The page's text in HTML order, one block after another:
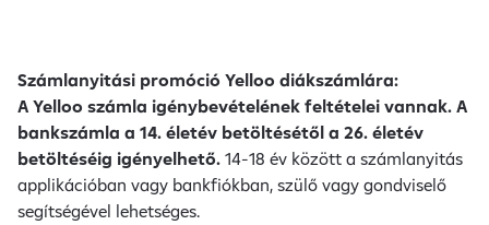
Számlanyitási promóció Yelloo diákszámlára:
A Yelloo számla igénybevételének feltételei vannak. A
bankszámla a 14. életév betöltésétől a 26. életév
betöltéséig igényelhető. 14-18 év között a számlanyitás
applikációban vagy bankfiókban, szülő vagy gondviselő
segítségével lehetséges.